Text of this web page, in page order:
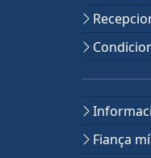
Fiança